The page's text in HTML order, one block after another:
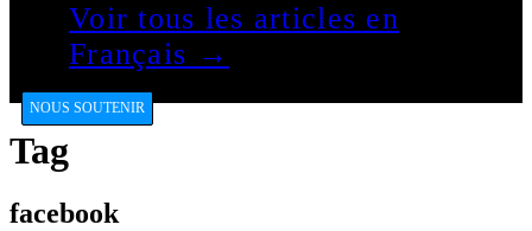
Voir tous les articles en
Français →
NOUS SOUTENIR
Tag
facebook